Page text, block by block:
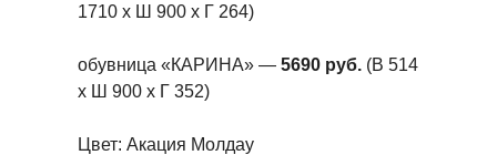
1710 х Ш 900 х Г 264)
обувница «КАРИНА» — 5690 руб. (В 514
х Ш 900 х Г 352)
Цвет: Акация Молдау